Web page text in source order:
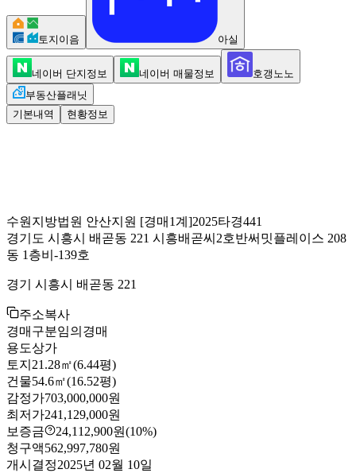
토지이음 아실
네이버 단지정보 네이버 매물정보
호갱노노
부동산플래닛
기본내역
현황정보
수원지방법원 안산지원 [경매1계]2025타경441
경기도 시흥시 배곧동 221 시흥배곧씨2호반써밋플레이스 208
동 1층비-139호
경기 시흥시 배곧동 221
주소복사
경매구분임의경매
용도상가
토지 21.28㎡(6.44평)
건물54.6㎡(16.52평)
감정가703,000,000원
최저가241,129,000원
보증금
24,112,900원(10%)
청구액562,997,780원
개시결정2025년 02월 10일